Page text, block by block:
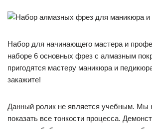
Набор для начинающего мастера и
наборе 6 основных фрез с алмазным
пригодятся мастеру маникюра и
закажите!
Данный ролик не является учебным. Мы
показать все тонкости процесса.